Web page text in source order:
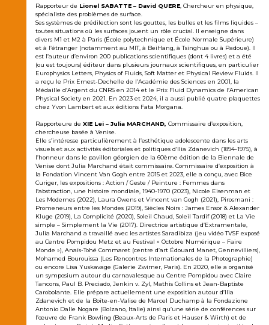
Rapporteur de Lionel SABATTE – David QUERE, Chercheur en physique,
spécialiste des problèmes de surface.
Ses systèmes de prédilection sont les gouttes, les bulles et les films liquides –
toutes situations où les surfaces jouent un rôle crucial. Il enseigne dans
divers M1 et M2 à Paris (École polytechnique et École Normale Supérieure)
et à l’étranger (notamment au MIT, à BeiHang, à Tsinghua ou à Padoue). Il
est l’auteur d’environ 200 publications scientifiques (dont 4 livres) et a été
(ou est toujours) éditeur dans plusieurs journaux scientifiques, en particulier
Europhysics Letters, Physics of Fluids, Soft Matter et Physical Review Fluids. Il
a reçu le Prix Ernest-Dechelle de l’Académie des Sciences en 2001, la
Médaille d’Argent du CNRS en 2014 et le Prix Fluid Dynamics de l’American
Physical Society en 2021. En 2023 et 2024, il a aussi publié quatre plaquettes
chez Yvon Lambert et aux éditions Fata Morgana.
Rapporteure de XIE Lei – Julia MARCHAND, Commissaire d’exposition,
chercheuse basée à Venise.
Elle s’intéresse particulièrement à l’esthétique adolescente dans les arts
visuels et aux activités éditoriales et politiques d’Ilia Zdanevich (1894-1975), à
l’honneur dans le pavillon géorgien de la 60ème édition de la Biennale de
Venise dont Julia Marchand était commissaire. Commissaire d’exposition à
la Fondation Vincent Van Gogh entre 2015 et 2023, elle a conçu, avec Bice
Curiger, les expositions : Action / Geste / Peinture : Femmes dans
l’abstraction, une histoire mondiale, 1940-1970 (2023), Nicole Eisenman et
Les Modernes (2022), Laura Owens et Vincent van Gogh (2021), Pirosmani :
Promeneurs entre les Mondes (2019), Siècles Noirs : James Ensor & Alexander
Kluge (2019), La Complicité (2020), Soleil Chaud, Soleil Tardif (2018) et La Vie
simple – Simplement la Vie (2017). Directrice artistique d’Extramentale,
Julia Marchand a travaillé avec les artistes Saradibiza (jeu vidéo TVSF exposé
au Centre Pompidou Metz et au Festival « Octobre Numérique – Faire
Monde »), Anaïs-Tohé Commaret (centre d’art Édouard Manet, Gennevilliers),
Mohamed Bourouissa (Les Rencontres Internationales de la Photographie)
ou encore Lisa Yuskavage (Galerie Zwirner, Paris). En 2020, elle a organisé
un symposium autour du carnavalesque au Centre Pompidou avec Claire
Tancons, Paul B. Preciado, Jenkin v. Zyl, Mathis Collins et Jean-Baptiste
Carobolante. Elle prépare actuellement une exposition autour d’Ilia
Zdanevich et de la Boîte-en-Valise de Marcel Duchamp à la Fondazione
Antonio Dalle Nogare (Bolzano, Italie) ainsi qu’une série de conférences sur
l’œuvre de Frank Bowling (Beaux-Arts de Paris et Hauser & Wirth) et de